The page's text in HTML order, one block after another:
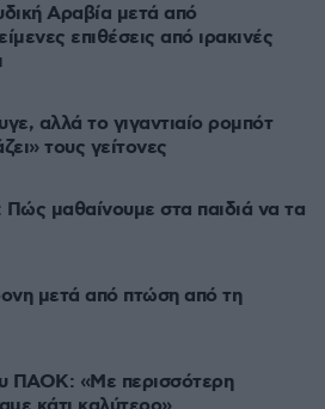
Αραβία μετά από
επιθέσεις από ιρακινές
αλλά το γιγαντιαίο ρομπότ
τους γείτονες
Πώς μαθαίνουμε στα παιδιά να τα
μετά από πτώση από τη
ΠΑΟΚ: «Με περισσότερη